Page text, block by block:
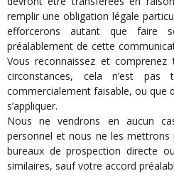
remplir une obligation légale
efforcerons autant que faire
préalablement de cette
Vous reconnaissez et
circonstances, cela n’est pas
commercialement faisable, ou que
s’appliquer.
Nous ne vendrons en aucun
personnel et nous ne les
bureaux de prospection directe
similaires, sauf votre accord